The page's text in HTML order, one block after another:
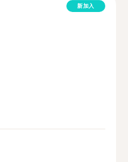
新加入